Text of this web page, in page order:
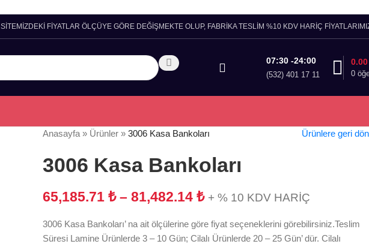
SİTEMİZDEKİ FİYATLAR ÖLÇÜYE GÖRE DEĞİŞMEKTE OLUP, FABRİKA TESLİM %10 KDV HARİÇ
07:30 -24:00
(532) 401 17 11 0
Anasayfa » Ürünler »3006 Kasa Bankoları Ürünlere geri dön
3006 Kasa Bankoları
65,185.71₺ –81,482.14₺ + % 10 KDV HARİÇ
3006 Kasa Bankoları’ na ait ölçülerine göre fiyat seçeneklerini görebilirsiniz.Teslim
Süresi Lamine Ürünlerde 3 – 10 Gün; Cilalı Ürünlerde 20 – 25 Gün’ dür. Cilalı